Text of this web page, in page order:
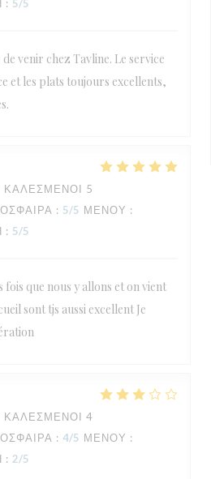
: 5/5
venir chez Tavline. Le service
et les plats toujours excellents,
ΚΑΛΕΣΜΈΝΟΙ 5
: 5/5 ΜΕΝΟΎ :
: 5/5
que nous y allons et on vient
sont tjs aussi excellent Je
ΚΑΛΕΣΜΈΝΟΙ 4
: 4/5 ΜΕΝΟΎ :
: 2/5